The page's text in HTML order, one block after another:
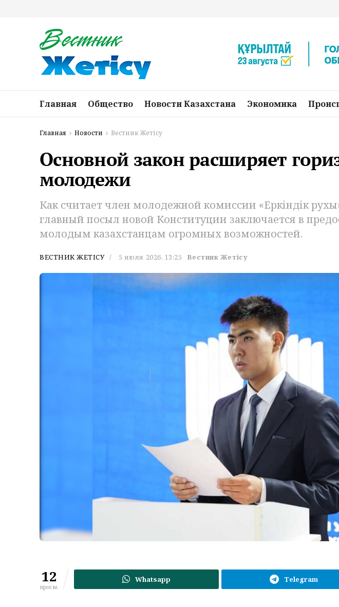
Главная Общество Новости Казахстана Экономика
Главная Новости Вестник Жетісу
Основной закон расширяет
молодежи
Как считает член молодежной комиссии «Еркіндік
главный посыл новой Конституции заключается в
молодым казахстанцам огромных возможностей.
ВЕСТНИК ЖЕТІСУ 5 июля 2026, 13:25 Вестник Жетісу
12
просм.
Whatsapp Telegram